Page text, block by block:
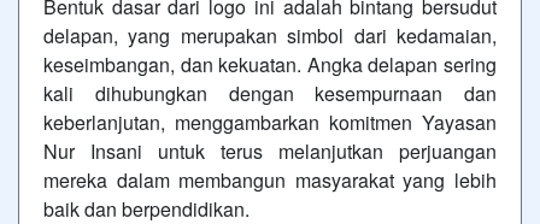
Bentuk dasar dari logo ini adalah bintang bersudut
delapan, yang merupakan simbol dari kedamaian,
keseimbangan, dan kekuatan. Angka delapan sering
kali dihubungkan dengan kesempurnaan dan
keberlanjutan, menggambarkan komitmen Yayasan
Nur Insani untuk terus melanjutkan perjuangan
mereka dalam membangun masyarakat yang lebih
baik dan berpendidikan.